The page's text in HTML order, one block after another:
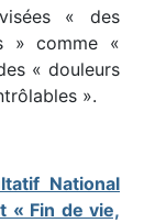
« des
» comme «
« douleurs
».
National
« Fin de vie,